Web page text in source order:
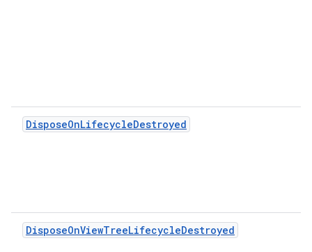
DisposeOnLifecycleDestroyed
DisposeOnViewTreeLifecycleDestroyed